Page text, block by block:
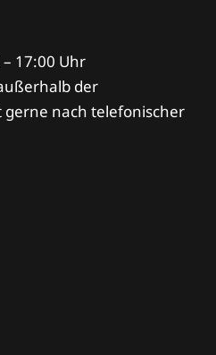
17:00 Uhr
der
nach telefonischer